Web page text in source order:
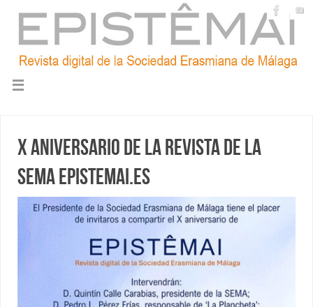
X Aniversario de la revista de la
SEMA epistemai.es